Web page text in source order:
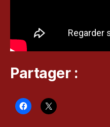
Partager :
m
b
t
e
a